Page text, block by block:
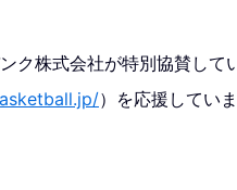
ク株式会社が特別協賛して
）を応援していま